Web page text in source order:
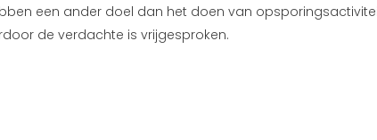
een ander doel dan het doen van
de verdachte is vrijgesproken.